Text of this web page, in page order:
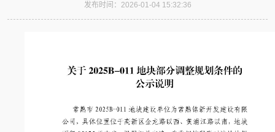
发布时间：2026-01-04 15:32:36